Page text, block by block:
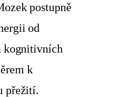
postupně
od
kognitivních
k
přežití.